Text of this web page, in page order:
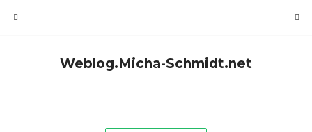
Weblog.Micha-Schmidt.net